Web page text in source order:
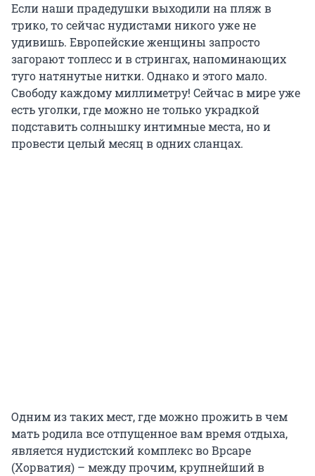
Если наши прадедушки выходили на пляж в
трико, то сейчас нудистами никого уже не
удивишь. Европейские женщины запросто
загорают топлесс и в стрингах, напоминающих
туго натянутые нитки. Однако и этого мало.
Свободу каждому миллиметру! Сейчас в мире уже
есть уголки, где можно не только украдкой
подставить солнышку интимные места, но и
провести целый месяц в одних сланцах.
Одним из таких мест, где можно прожить в чем
мать родила все отпущенное вам время отдыха,
является нудистский комплекс во Врсаре
(Хорватия) – между прочим, крупнейший в